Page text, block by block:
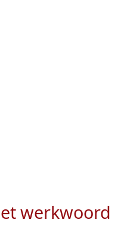
werkwoord